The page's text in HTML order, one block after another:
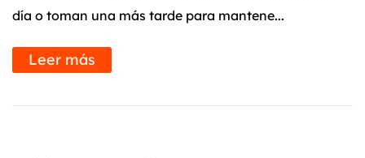
día o toman una más tarde para mantene...
Leer más